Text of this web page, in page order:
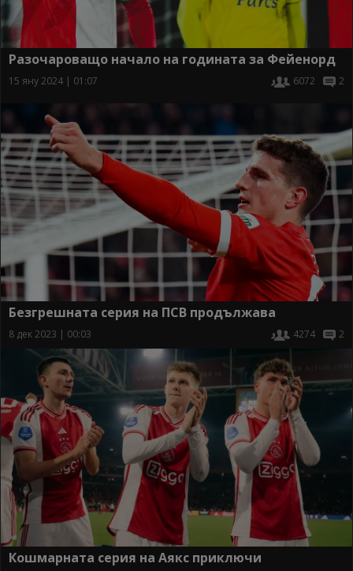
Разочароващо начало на годината за Фейенорд
15 яну 2024 | 01:07 6072 2
Безгрешната серия на ПСВ продължава
8 дек 2023 | 00:03 4274 2
Кошмарната серия на Аякс приключи